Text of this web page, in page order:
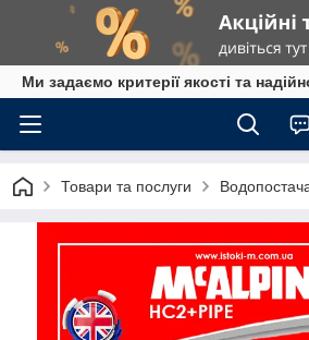
Ми задаємо критерії якості та
Товари та послуги